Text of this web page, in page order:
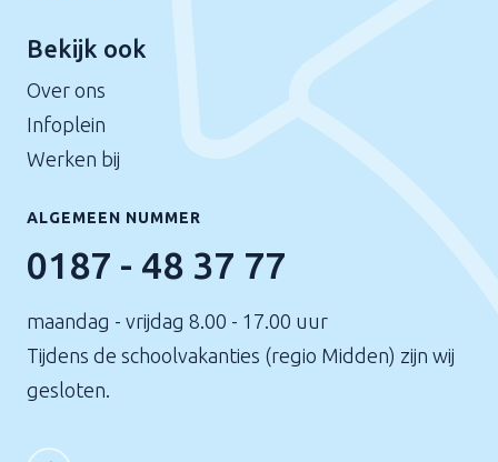
Bekijk ook
Over ons
Infoplein
Werken bij
ALGEMEEN NUMMER
0187 - 48 37 77
maandag - vrijdag 8.00 - 17.00 uur
Tijdens de schoolvakanties (regio Midden) zijn wij
gesloten.